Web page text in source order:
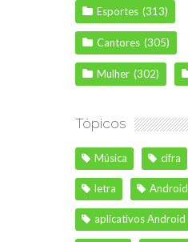
Esportes (313)
Cantores (305)
Mulher (302)
Tópicos
Música cifra
letra Android
aplicativos Android